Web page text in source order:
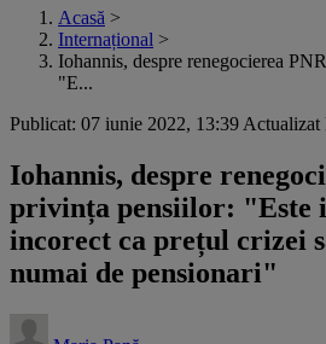
Acasă >
Internațional >
Iohannis, despre renegocierea
"E...
Publicat: 07 iunie 2022, 13:39 Actualizat
Iohannis, despre
privința pensiilor: "Este
incorect ca prețul crizei
numai de pensionari"